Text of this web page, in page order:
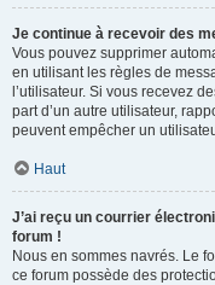
Je continue à recevoir des
Vous pouvez supprimer
en utilisant les règles de
l’utilisateur. Si vous recevez
part d’un autre utilisateur,
peuvent empêcher un
Haut
J’ai reçu un courrier
forum !
Nous en sommes navrés. Le
ce forum possède des